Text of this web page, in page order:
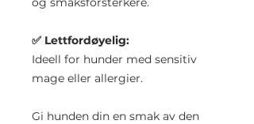
✅ Lettfordøyelig:
Ideell for hunder med sensitiv
mage eller allergier.​
Gi hunden din en smak av den